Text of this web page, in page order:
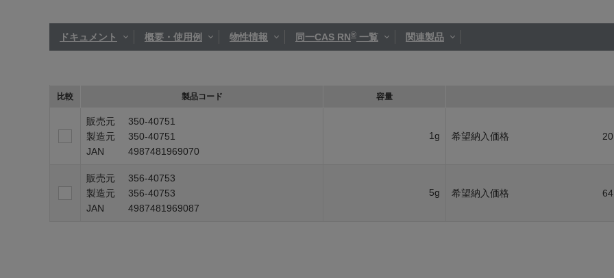
ドキュメント 概要・使用例 物性情報 同一CAS RN® 一覧 関連製品
比較 製品コード 容量
販売元
350-40751
製造元
350-40751
JAN
4987481969070
1g 希望納入価格
販売元
356-40753
製造元
356-40753
JAN
4987481969087
5g 希望納入価格